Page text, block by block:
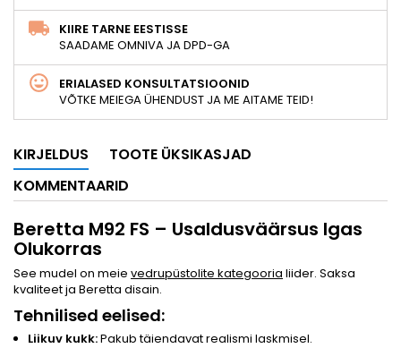
KIIRE TARNE EESTISSE
SAADAME OMNIVA JA DPD-GA
ERIALASED KONSULTATSIOONID
VÕTKE MEIEGA ÜHENDUST JA ME AITAME TEID!
KIRJELDUS
TOOTE ÜKSIKASJAD
KOMMENTAARID
Beretta M92 FS – Usaldusväärsus Igas
Olukorras
See mudel on meie vedrupüstolite kategooria liider. Saksa
kvaliteet ja Beretta disain.
Tehnilised eelised:
Liikuv kukk:Pakub täiendavat realismi laskmisel.